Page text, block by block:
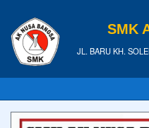
SMK
JL. BARU KH.